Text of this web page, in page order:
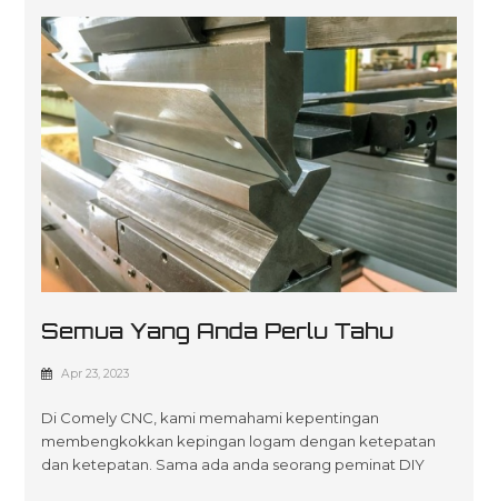
Semua Yang Anda Perlu Tahu
Tentang Lenturan Lembaran
Apr 23, 2023
Di Comely CNC, kami memahami kepentingan
membengkokkan kepingan logam dengan ketepatan
dan ketepatan. Sama ada anda seorang peminat DIY